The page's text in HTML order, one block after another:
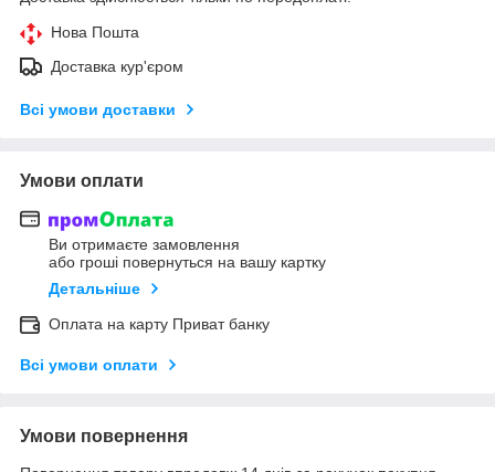
Нова Пошта
Доставка кур'єром
Всі умови доставки
Умови оплати
Ви отримаєте замовлення
або гроші повернуться на вашу картку
Детальніше
Оплата на карту Приват банку
Всі умови оплати
Умови повернення